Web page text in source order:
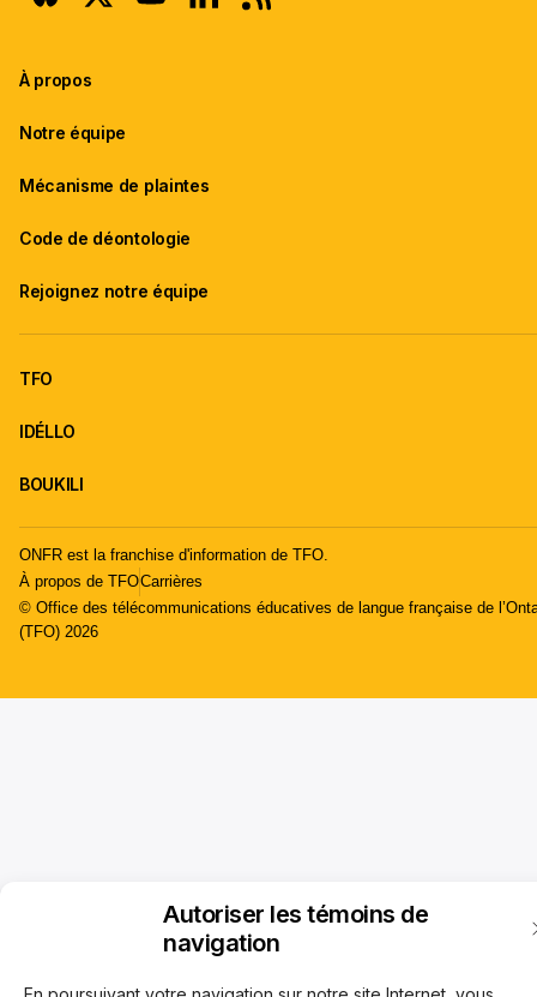
Autoriser les témoins de
navigation
À propos
Notre équipe
Mécanisme de plaintes
Code de déontologie
Rejoignez notre équipe
TFO
IDÉLLO
BOUKILI
ONFR est la franchise d'information de TFO.
À propos de TFOCarrières
© Office des télécommunications éducatives de langue française de
(TFO) 2026